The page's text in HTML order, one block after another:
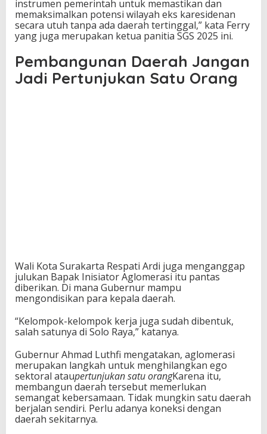
instrumen pemerintah untuk memastikan dan
memaksimalkan potensi wilayah eks karesidenan
secara utuh tanpa ada daerah tertinggal,” kata Ferry
yang juga merupakan ketua panitia SGS 2025 ini.
Pembangunan Daerah Jangan
Jadi Pertunjukan Satu Orang
Wali Kota Surakarta Respati Ardi juga menganggap
julukan Bapak Inisiator Aglomerasi itu pantas
diberikan. Di mana Gubernur mampu
mengondisikan para kepala daerah.
“Kelompok-kelompok kerja juga sudah dibentuk,
salah satunya di Solo Raya,” katanya.
Gubernur Ahmad Luthfi mengatakan, aglomerasi
merupakan langkah untuk menghilangkan ego
sektoral ataupertunjukan satu orangKarena itu,
membangun daerah tersebut memerlukan
semangat kebersamaan. Tidak mungkin satu daerah
berjalan sendiri. Perlu adanya koneksi dengan
daerah sekitarnya.